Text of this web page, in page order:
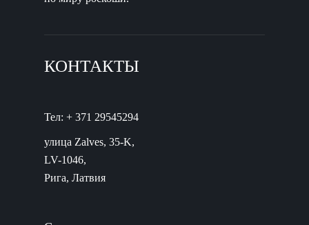
КОНТАКТЫ
Тел: + 371 29545294
улица Zalves, 35-K,
LV-1046,
Рига, Латвия